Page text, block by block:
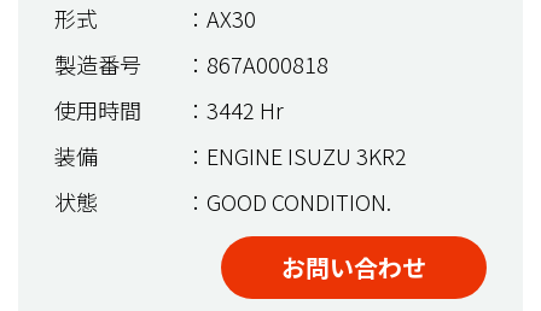
形式
：AX30
製造番号
：867A000818
使用時間
：3442 Hr
装備
：ENGINE ISUZU 3KR2
状態
：GOOD CONDITION.
お問い合わせ